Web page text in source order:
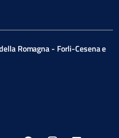
Romagna - Forli-Cesena e